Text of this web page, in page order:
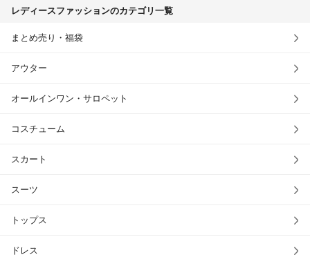
レディースファッションのカテゴリ一覧
まとめ売り・福袋
アウター
オールインワン・サロペット
コスチューム
スカート
スーツ
トップス
ドレス